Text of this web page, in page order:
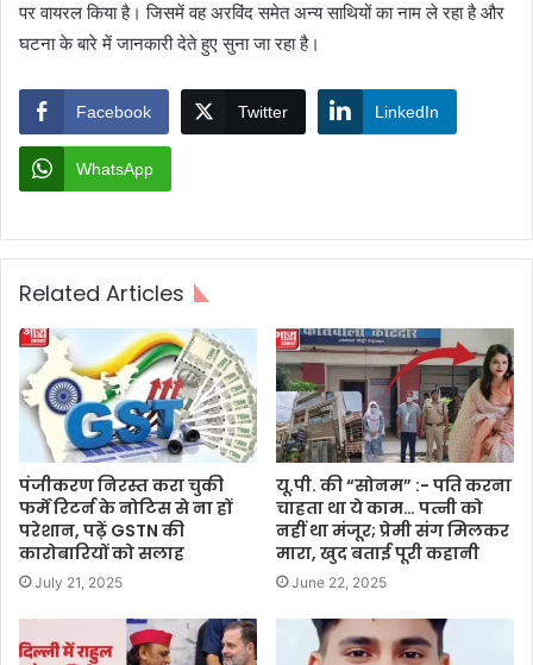
पर वायरल किया है। जिसमें वह अरविंद समेत अन्य साथियों का नाम ले रहा है और
घटना के बारे में जानकारी देते हुए सुना जा रहा है।
Facebook Twitter LinkedIn
WhatsApp
Related Articles
पंजीकरण निरस्त करा चुकी
फर्में रिटर्न के नोटिस से ना हों
परेशान, पढ़ें GSTN की
कारोबारियों को सलाह
July 21, 2025
यू.पी. की “सोनम” :- पति करना
चाहता था ये काम… पत्नी को
नहीं था मंजूर; प्रेमी संग मिलकर
मारा, खुद बताई पूरी कहानी
June 22, 2025